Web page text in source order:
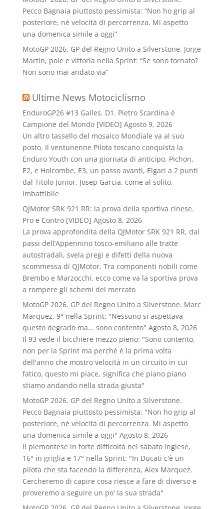
Pecco Bagnaia piuttosto pessimista: “Non ho grip al
posteriore, né velocità di percorrenza. Mi aspetto
una domenica simile a oggi”
MotoGP 2026. GP del Regno Unito a Silverstone. Jorge
Martin, pole e vittoria nella Sprint: “Se sono tornato?
Non sono mai andato via”
Ultime News Motociclismo
EnduroGP26 #13 Galles. D1. Pietro Scardina è
Campione del Mondo [VIDEO] Agosto 9, 2026
Un altro tassello del mosaico Mondiale va al suo
posto. Il ventunenne Pilota toscano conquista la
Enduro Youth con una giornata di anticipo. Pichon,
E2, e Holcombe, E3, un passo avanti, Elgari a 2 punti
dal Titolo Junior. Josep Garcia, come al solito,
imbattibile
QJMotor SRK 921 RR: la prova della sportiva cinese.
Pro e Contro [VIDEO] Agosto 8, 2026
La prova approfondita della QJMotor SRK 921 RR, dai
passi dell’Appennino tosco-emiliano alle tratte
autostradali, svela pregi e difetti della nuova
scommessa di QJMotor. Tra componenti nobili come
Brembo e Marzocchi, ecco come va la sportiva prova
a rompere gli schemi del mercato
MotoGP 2026. GP del Regno Unito a Silverstone. Marc
Marquez, 9° nella Sprint: "Nessuno si aspettava
questo degrado ma... sono contento" Agosto 8, 2026
Il 93 vede il bicchiere mezzo pieno: "Sono contento,
non per la Sprint ma perchè è la prima volta
dell'anno che mostro velocità in un circuito in cui
fatico, questo mi piace, significa che piano piano
stiamo andando nella strada giusta"
MotoGP 2026. GP del Regno Unito a Silverstone.
Pecco Bagnaia piuttosto pessimista: "Non ho grip al
posteriore, né velocità di percorrenza. Mi aspetto
una domenica simile a oggi" Agosto 8, 2026
Il piemontese in forte difficoltà nel sabato inglese,
16° in griglia e 17° nella Sprint: "In Ducati c'è un
pilota che sta facendo la differenza, Alex Marquez.
Cercheremo di capire cosa riesce a fare di diverso e
proveremo a seguire un po' la sua strada"